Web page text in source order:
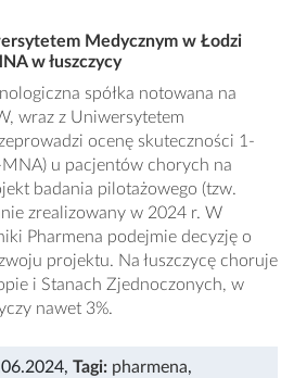
Medycznym w Łodzi
w łuszczycy
spółka notowana na
wraz z Uniwersytetem
ocenę skuteczności 1-
u pacjentów chorych na
badania pilotażowego (tzw.
zrealizowany w 2024 r. W
Pharmena podejmie decyzję o
projektu. Na łuszczycę choruje
i Stanach Zjednoczonych, w
nawet 3%.
, Tagi: pharmena,